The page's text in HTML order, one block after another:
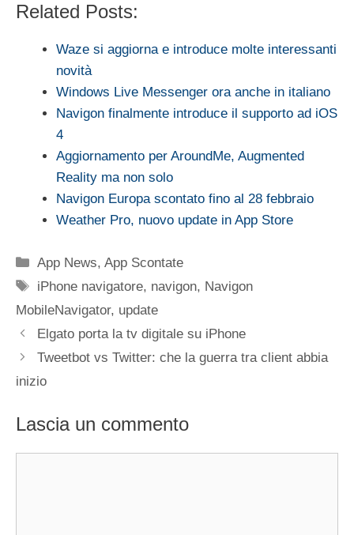
Related Posts:
Waze si aggiorna e introduce molte interessanti
novità
Windows Live Messenger ora anche in italiano
Navigon finalmente introduce il supporto ad iOS
4
Aggiornamento per AroundMe, Augmented
Reality ma non solo
Navigon Europa scontato fino al 28 febbraio
Weather Pro, nuovo update in App Store
Categorie
App News,App Scontate
Tag
iPhone navigatore, navigon, Navigon
MobileNavigator, update
Elgato porta la tv digitale su iPhone
Tweetbot vs Twitter: che la guerra tra client abbia
inizio
Lascia un commento